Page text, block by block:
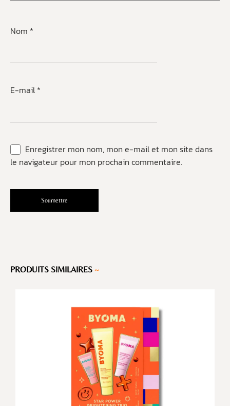
Nom *
E-mail *
Enregistrer mon nom, mon e-mail et mon site dans
le navigateur pour mon prochain commentaire.
PRODUITS SIMILAIRES ~